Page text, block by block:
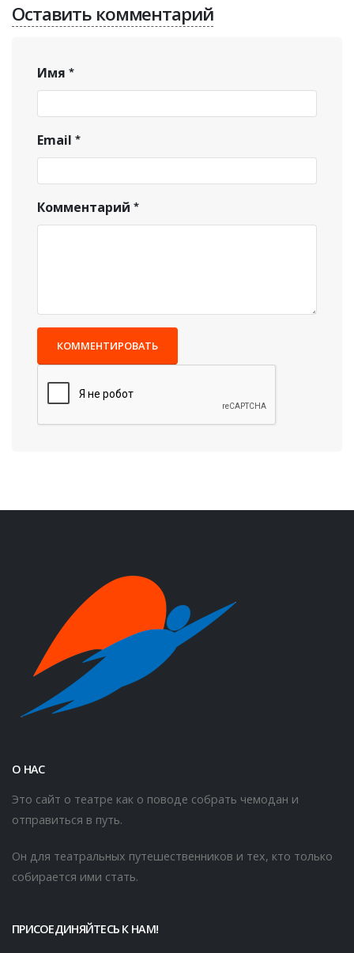
Оставить комментарий
Имя
Email
Комментарий
КОММЕНТИРОВАТЬ
О НАС
Это сайт о театре как о поводе собрать чемодан и
отправиться в путь.
Он для театральных путешественников и тех, кто только
собирается ими стать.
ПРИСОЕДИНЯЙТЕСЬ К НАМ!